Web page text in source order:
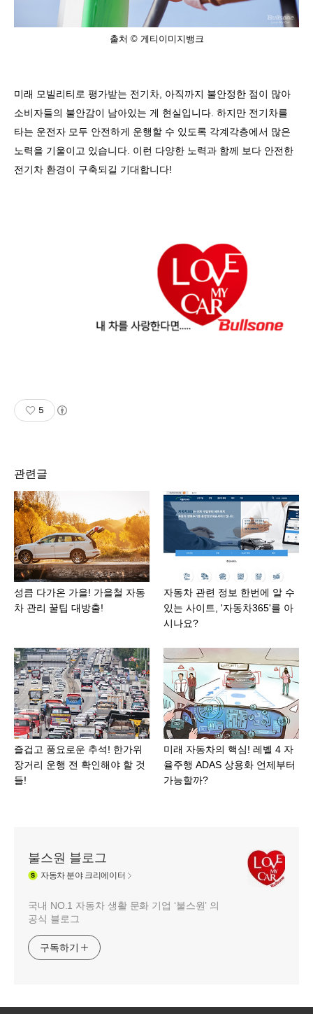
출처 © 게티이미지뱅크
미래 모빌리티로 평가받는 전기차 아직까지 불안정한 점이 많아
소비자들의 불안감이 남아있는 게 현실입니다 하지만 전기차를
타는 운전자 모두 안전하게 운행할 수 있도록 각계각층에서 많은
노력을 기울이고 있습니다 이런 다양한 노력과 함께 보다 안전한
전기차 환경이 구축되길 기대합니다!
5
관련글
성큼 다가온 가을! 가을철 자동
차 관리 꿀팁 대방출!
자동차 관련 정보 한번에 알 수
있는 사이트, '자동차365'를 아
시나요?
즐겁고 풍요로운 추석! 한가위
장거리 운행 전 확인해야 할 것
들!
미래 자동차의 핵심! 레벨 4 자
율주행 ADAS 상용화 언제부터
가능할까?
불스원 블로그
자동차분야 크리에이터
국내 NO.1 자동차 생활 문화 기업 ‘불스원’ 의
공식 블로그
구독하기